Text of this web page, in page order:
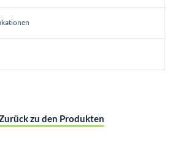
zu den Produkten